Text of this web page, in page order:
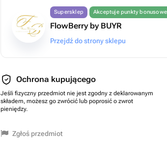
Supersklep Akceptuje punkty bonusowe
FlowBerry by BUYR
Przejdź do strony sklepu
Ochrona kupującego
Jeśli fizyczny przedmiot nie jest zgodny z deklarowanym
składem, możesz go zwrócić lub poprosić o zwrot
pieniędzy.
Zgłoś przedmiot